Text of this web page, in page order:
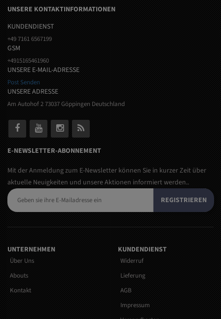
UNSERE KONTAKTINFORMATIONEN
KUNDENDIENST
+49 7161 6567199
GSM
+4915165461960
UNSERE E-MAIL-ADRESSE
Post Senden
UNSERE ADRESSE
Am Autohof 2 73037 Göppingen Deutschland
E-NEWSLETTER-ABONNEMENT
Mit der Anmeldung zum E-Newsletter können Sie in kurzer Zeit über
aktuelle Neuigkeiten und unsere Aktionen informiert werden..
REGISTRIEREN
UNTERNEHMEN
Über Uns
Abouts
Kontakt
KUNDENDIENST
Widerruf
Lieferung
AGB
Impressum